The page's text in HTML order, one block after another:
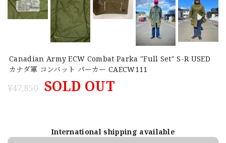
Canadian Army ECW Combat Parka "Full Set" S-R USED
カナダ軍 コンバット パーカー CAECW111
¥47,850 SOLD OUT
International shipping available